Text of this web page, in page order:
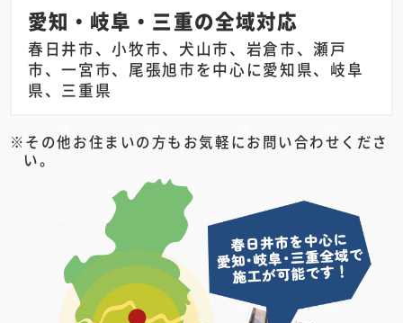
愛知・岐阜・三重の全域対応
春日井市、小牧市、犬山市、岩倉市、瀬戸
市、一宮市、尾張旭市を中心に愛知県、岐阜
県、三重県
その他お住まいの方もお気軽にお問い合わせくださ
い。